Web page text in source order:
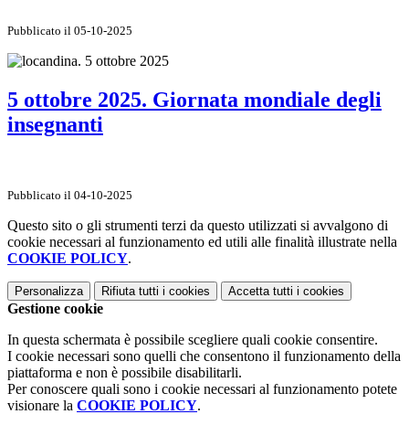
Pubblicato il 05-10-2025
5 ottobre 2025. Giornata mondiale degli
insegnanti
Pubblicato il 04-10-2025
Questo sito o gli strumenti terzi da questo utilizzati si avvalgono di
cookie necessari al funzionamento ed utili alle finalità illustrate nella
COOKIE POLICY.
Personalizza Rifiuta tutti i cookies Accetta tutti i cookies
Gestione cookie
In questa schermata è possibile scegliere quali cookie consentire.
I cookie necessari sono quelli che consentono il funzionamento della
piattaforma e non è possibile disabilitarli.
Per conoscere quali sono i cookie necessari al funzionamento potete
visionare la COOKIE POLICY.